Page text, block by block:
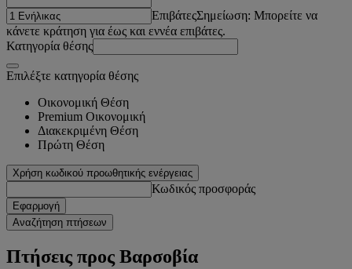
ΕπιβάτεςΣημείωση: Μπορείτε να
κάνετε κράτηση για έως και εννέα επιβάτες.
Κατηγορία θέσης
Επιλέξτε κατηγορία θέσης
Οικονομική Θέση
Premium Οικονομική
Διακεκριμένη Θέση
Πρώτη Θέση
Χρήση κωδικού προωθητικής ενέργειας
Κωδικός προσφοράς
Εφαρμογή
Αναζήτηση πτήσεων
Πτήσεις προς Βαρσοβία